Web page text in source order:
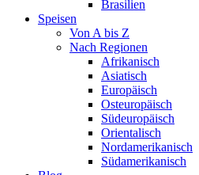
Brasilien
Speisen
Von A bis Z
Nach Regionen
Afrikanisch
Asiatisch
Europäisch
Osteuropäisch
Südeuropäisch
Orientalisch
Nordamerikanisch
Südamerikanisch